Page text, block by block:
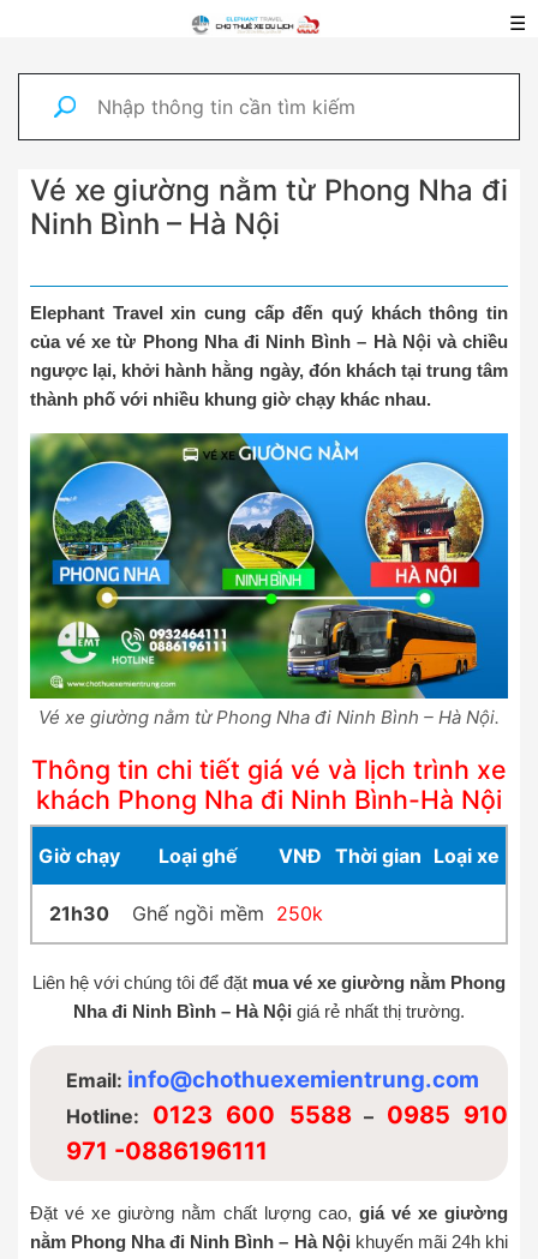
☰
Vé xe giường nằm từ Phong Nha đi
Ninh Bình – Hà Nội
Elephant Travel xin cung cấp đến quý khách thông tin
của vé xe từ Phong Nha đi Ninh Bình – Hà Nội và chiều
ngược lại, khởi hành hằng ngày, đón khách tại trung tâm
thành phố với nhiều khung giờ chạy khác nhau.
Vé xe giường nằm từ Phong Nha đi Ninh Bình – Hà Nội.
Thông tin chi tiết giá vé và lịch trình xe
khách Phong Nha đi Ninh Bình-Hà Nội
Giờ chạy Loại ghế VNĐ Thời gian Loại xe
21h30 Ghế ngồi mềm 250k
Liên hệ với chúng tôi để đặt mua vé xe giường nằm Phong
Nha đi Ninh Bình – Hà Nội giá rẻ nhất thị trường.
Email: info@chothuexemientrung.com
Hotline: 0123 600 5588– 0985 910
971 -0886196111
Đặt vé xe giường nằm chất lượng cao, giá vé xe giường
nằm Phong Nha đi Ninh Bình – Hà Nội khuyến mãi 24h khi